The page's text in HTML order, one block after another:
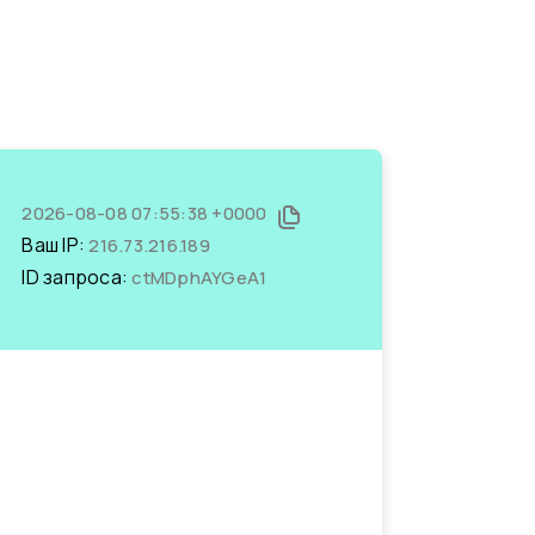
2026-08-08 07:55:38 +0000
Ваш IP:216.73.216.189
ID запроса:ctMDphAYGeA1